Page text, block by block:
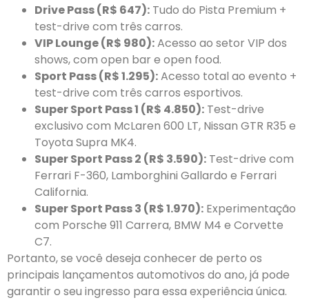
Drive Pass (R$ 647): Tudo do Pista Premium +
test-drive com três carros.
VIP Lounge (R$ 980):Acesso ao setor VIP dos
shows, com open bar e open food.
Sport Pass (R$ 1.295):Acesso total ao evento +
test-drive com três carros esportivos.
Super Sport Pass 1 (R$ 4.850): Test-drive
exclusivo com McLaren 600 LT, Nissan GTR R35 e
Toyota Supra MK4.
Super Sport Pass 2 (R$ 3.590): Test-drive com
Ferrari F-360, Lamborghini Gallardo e Ferrari
California.
Super Sport Pass 3 (R$ 1.970): Experimentação
com Porsche 911 Carrera, BMW M4 e Corvette
C7.
Portanto, se você deseja conhecer de perto os
principais lançamentos automotivos do ano, já pode
garantir o seu ingresso para essa experiência única.